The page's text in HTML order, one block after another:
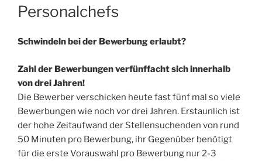
Personalchefs
Schwindeln bei der Bewerbung erlaubt?
Zahl der Bewerbungen verfünffacht sich innerhalb
von drei Jahren!
Die Bewerber verschicken heute fast fünf mal so viele
Bewerbungen wie noch vor drei Jahren. Erstaunlich ist
der hohe Zeitaufwand der Stellensuchenden von rund
50 Minuten pro Bewerbung, ihr Gegenüber benötigt
für die erste Vorauswahl pro Bewerbung nur 2-3